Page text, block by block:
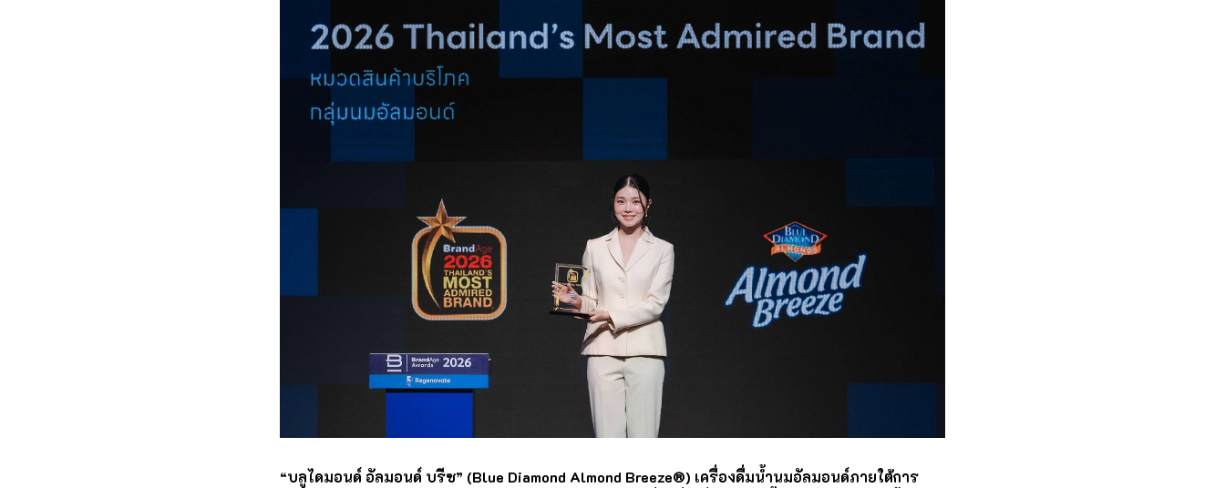
“บลูไดมอนด์ อัลมอนด์ บรีซ” (Blue Diamond Almond Breeze®) เครื่องดื่มน้ำนมอัลมอนด์ภายใต้การ